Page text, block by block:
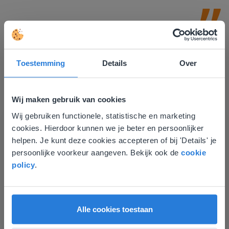
Toestemming Details Over
Wij maken gebruik van cookies
Wij gebruiken functionele, statistische en marketing
cookies. Hierdoor kunnen we je beter en persoonlijker
helpen. Je kunt deze cookies accepteren of bij 'Details' je
persoonlijke voorkeur aangeven. Bekijk ook de cookie
policy
Alle cookies toestaan
Ontdek meer!
Groep 8, Blok 9, Week 3, Les 11
Les
Deze website komt niet
overeen met je locatie
Gezien je locatie, denken we dat je misschien
liever naar de website voor English gaat. Hier
English
Vlaanderen